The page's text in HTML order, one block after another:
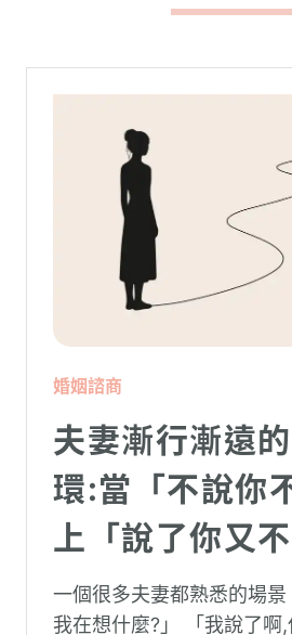
婚姻諮商
夫妻漸行漸遠
環:當「不說你
上「說了你又不
一個很多夫妻都熟悉的場
我在想什麼?」 「我說了啊